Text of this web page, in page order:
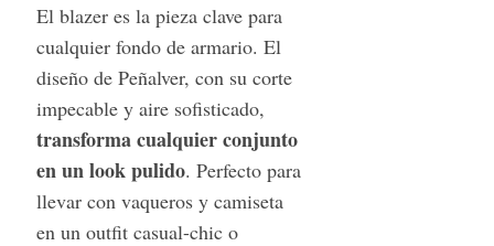
El blazer es la pieza clave para
cualquier fondo de armario. El
diseño de Peñalver, con su corte
impecable y aire sofisticado,
transforma cualquier conjunto
en un look pulido. Perfecto para
llevar con vaqueros y camiseta
en un outfit casual-chic o